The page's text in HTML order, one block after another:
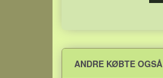
ANDRE KØBTE OGSÅ